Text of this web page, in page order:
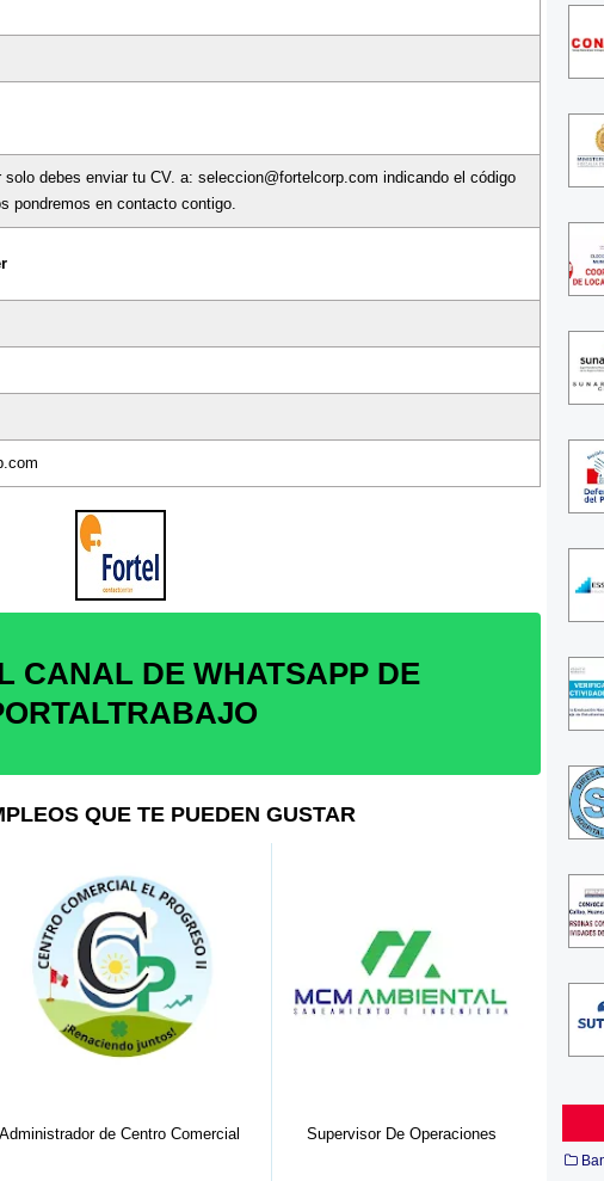
solo debes enviar tu CV. a: seleccion@fortelcorp.com indicando el código
pondremos en contacto contigo.
CANAL DE WHATSAPP DE
QUE TE PUEDEN GUSTAR
Administrador de Centro Comercial Supervisor De Operaciones